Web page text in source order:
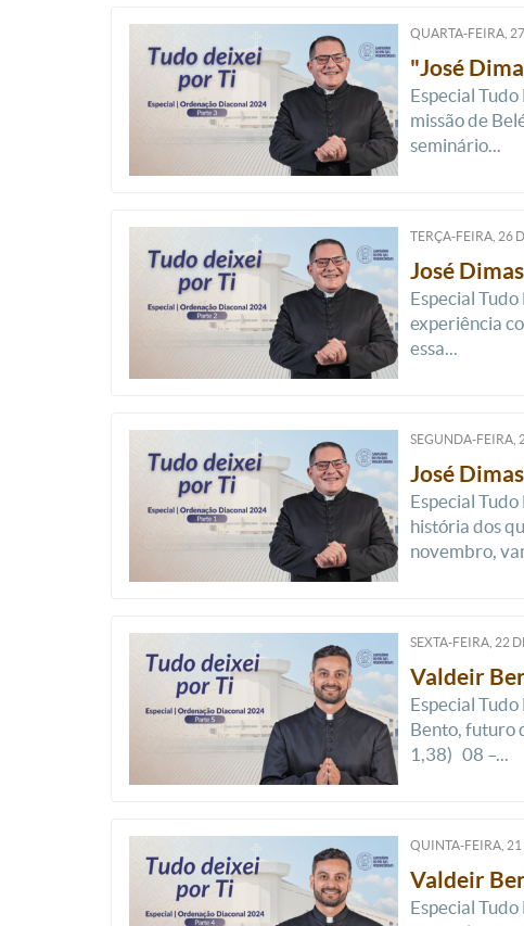
QUARTA-FEIRA, 27
"José
Especial
missão de
seminário...
TERÇA-FEIRA, 26
José
Especial
experiência
essa...
SEGUNDA-FEIRA,
José
Especial
história dos
novembro,
SEXTA-FEIRA, 22
Valdeir
Especial
Bento, futuro
1,38) 08 –...
QUINTA-FEIRA, 21
Valdeir
Especial